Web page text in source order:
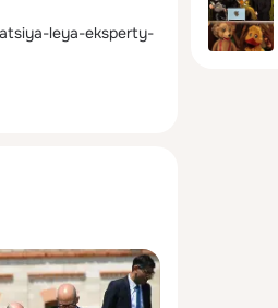
leya-eksperty-